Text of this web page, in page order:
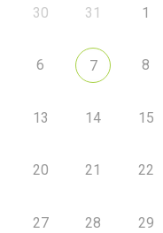
30 31 1
6 7 8
13 14 15
20 21 22
27 28 29